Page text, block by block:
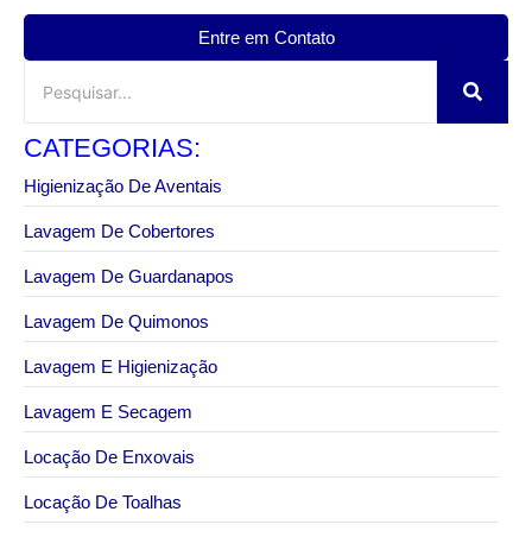
Entre em Contato
CATEGORIAS:
Higienização De Aventais
Lavagem De Cobertores
Lavagem De Guardanapos
Lavagem De Quimonos
Lavagem E Higienização
Lavagem E Secagem
Locação De Enxovais
Locação De Toalhas